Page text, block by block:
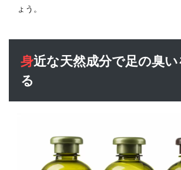
ょう。
身近な天然成分で足の臭いを予防す
る